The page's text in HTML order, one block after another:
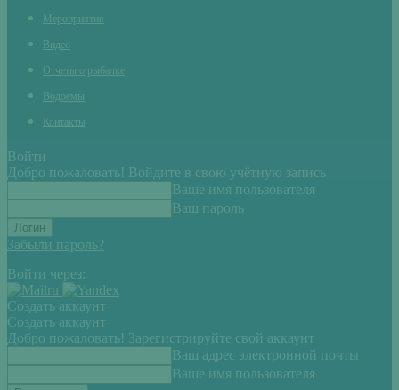
Мероприятия
Видео
Отчеты о рыбалке
Водоемы
Контакты
Войти
Добро пожаловать! Войдите в свою учётную запись
Ваше имя пользователя
Ваш пароль
Забыли пароль?
Войти через:
Создать аккаунт
Создать аккаунт
Добро пожаловать! Зарегистрируйте свой аккаунт
Ваш адрес электронной почты
Ваше имя пользователя